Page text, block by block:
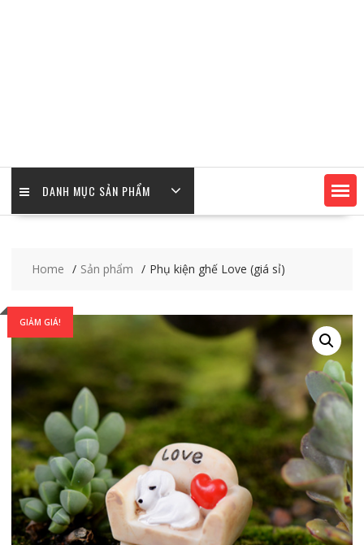
DANH MỤC SẢN PHẨM
Home Sản phẩm Phụ kiện ghế Love (giá sỉ)
GIẢM GIÁ!